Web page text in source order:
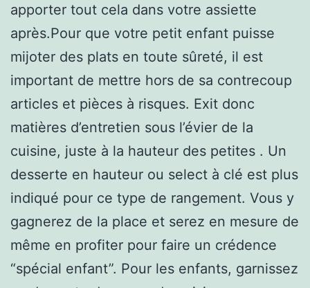
apporter tout cela dans votre assiette
après.Pour que votre petit enfant puisse
mijoter des plats en toute sûreté, il est
important de mettre hors de sa contrecoup
articles et pièces à risques. Exit donc
matières d’entretien sous l’évier de la
cuisine, juste à la hauteur des petites . Un
desserte en hauteur ou select à clé est plus
indiqué pour ce type de rangement. Vous y
gagnerez de la place et serez en mesure de
même en profiter pour faire un crédence
“spécial enfant”. Pour les enfants, garnissez